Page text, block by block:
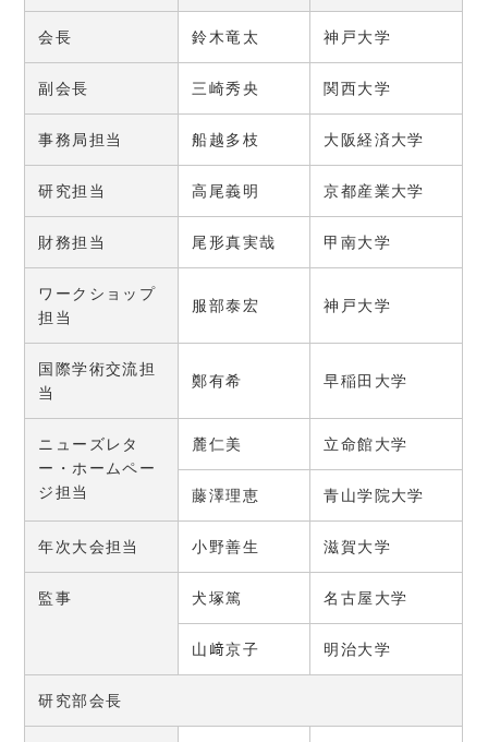
会長 鈴木竜太 神戸大学
副会長 三崎秀央 関西大学
事務局担当 船越多枝 大阪経済大学
研究担当 高尾義明 京都産業大学
財務担当 尾形真実哉 甲南大学
ワークショップ
担当
服部泰宏 神戸大学
国際学術交流担
当
鄭有希 早稲田大学
ニューズレタ
ー・ホームペー
ジ担当
麓仁美 立命館大学
藤澤理恵 青山学院大学
年次大会担当 小野善生 滋賀大学
監事 犬塚篤 名古屋大学
山﨑京子 明治大学
研究部会長